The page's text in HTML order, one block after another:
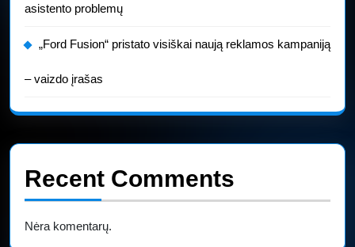
asistento problemų
„Ford Fusion“ pristato visiškai naują reklamos kampaniją
– vaizdo įrašas
Recent Comments
Nėra komentarų.